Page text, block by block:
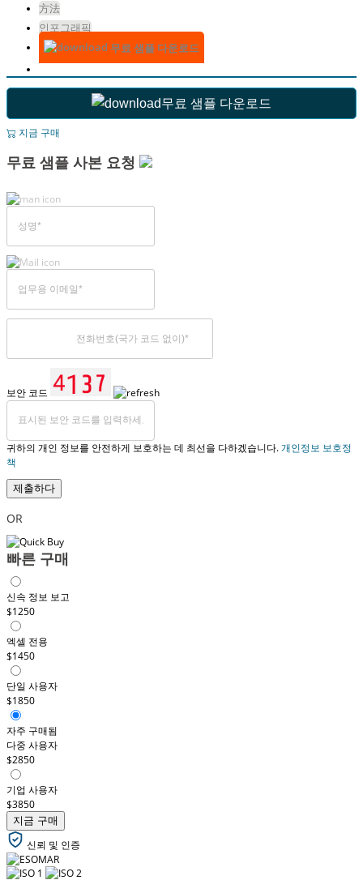
方法
인포그래픽
무료 샘플 다운로드
무료 샘플 다운로드
지금 구매
무료 샘플 사본 요청
보안 코드
귀하의 개인 정보를 안전하게 보호하는 데 최선을 다하겠습니다.개인정보 보호정
책
제출하다
OR
빠른 구매
신속 정보 보고
$1250
엑셀 전용
$1450
단일 사용자
$1850
자주 구매됨
다중 사용자
$2850
기업 사용자
$3850
지금 구매
신뢰 및 인증